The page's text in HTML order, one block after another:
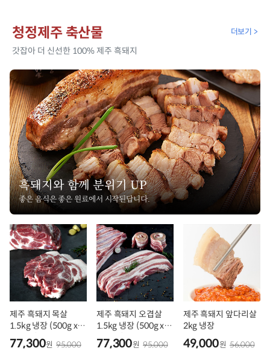
청정제주 축산물
갓잡아 더 신선한 100% 제주 흑돼지
더보기 >
흑돼지와 함께 분위기 UP
좋은 음식은 좋은 원료에서 시작된답니다.
제주 흑돼지 목살
1.5kg 냉장 (500g x 3
팩 구성)
77,300원 95,000
제주 흑돼지 오겹살
1.5kg 냉장 (500g x 3
팩 구성)
77,300원 95,000
제주 흑돼지 앞다리살
2kg 냉장
49,000원 56,000